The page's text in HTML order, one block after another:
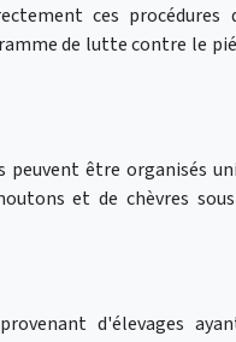
ces
de lutte contre le
peuvent être organisés
et de chèvres
d'élevages